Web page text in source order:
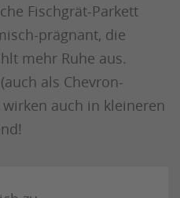
Fischgrät-Parkett
prägnant, die
mehr Ruhe aus.
als Chevron-
auch in kleineren